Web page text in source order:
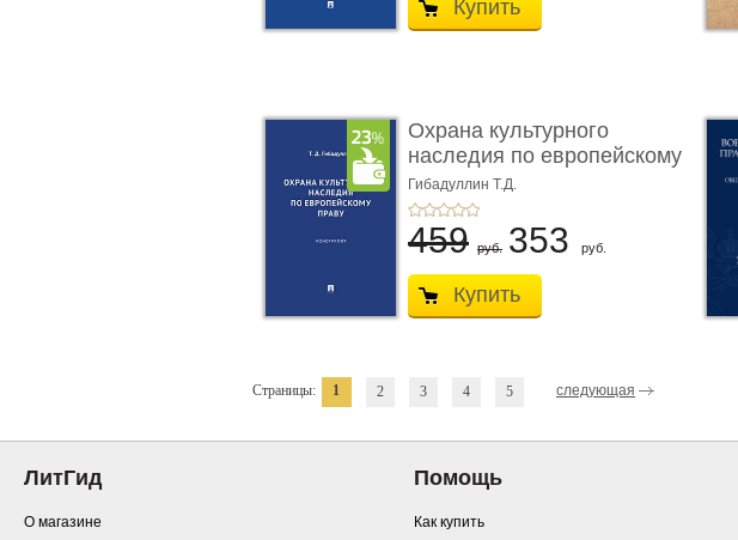
Купить
Охрана культурного
наследия по европейскому
п ...
Гибадуллин Т.Д.
459 руб. 353 руб.
Купить
Страницы: 1 2 3 4 5 следующая
ЛитГид
О магазине
Помощь
Как купить